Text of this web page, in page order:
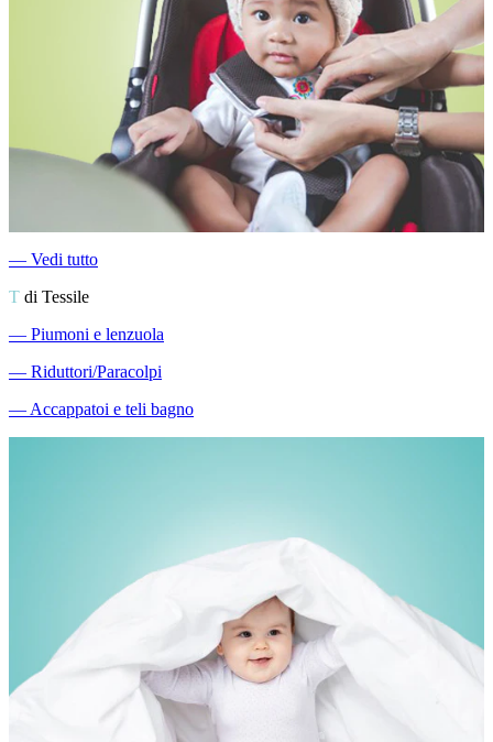
― Vedi tutto
T di Tessile
― Piumoni e lenzuola
― Riduttori/Paracolpi
―Accappatoi e teli bagno